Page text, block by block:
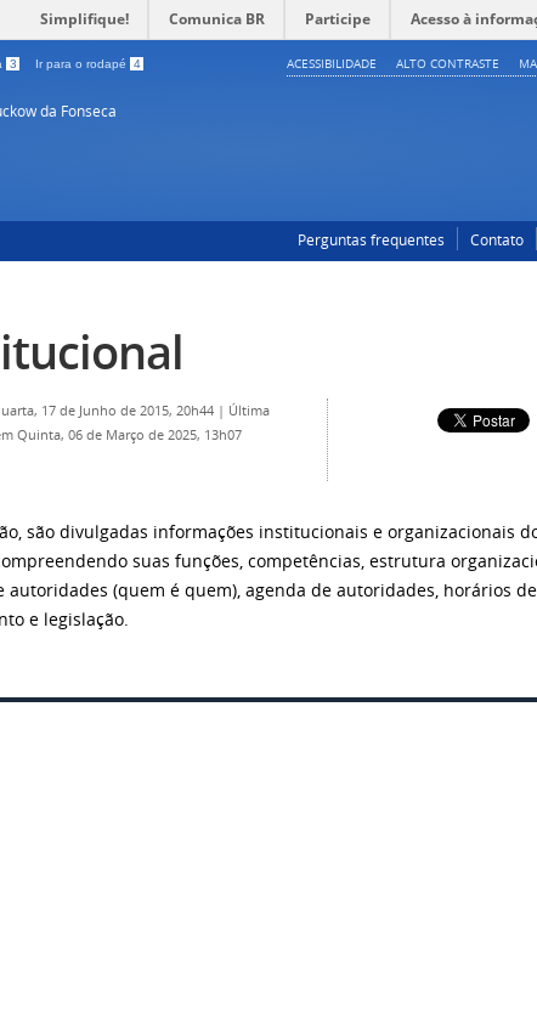
Simplifique! Comunica BR Participe Acesso à
3 Ir para o rodapé 4 ACESSIBILIDADE ALTO CONTRASTE
da Fonseca
Perguntas frequentes Contato
17 de Junho de 2015, 20h44 | Última
Quinta, 06 de Março de 2025, 13h07
são divulgadas informações institucionais e organizacionais
suas funções, competências, estrutura
autoridades (quem é quem), agenda de autoridades, horários de
e legislação.